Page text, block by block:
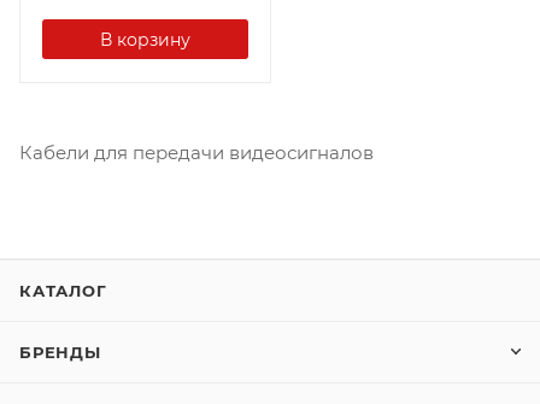
В корзину
Кабели для передачи видеосигналов
КАТАЛОГ
БРЕНДЫ